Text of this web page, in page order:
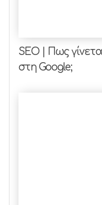
SEO | Πως
στη Google;